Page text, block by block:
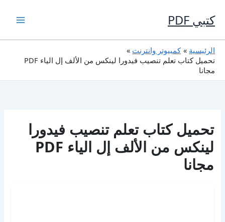
إلى
المحتوى
كتبي PDF
الرئيسية
كمبيوتر وانترنت
تحميل كتاب تعلم تنصيب فيدورا لينكس من الألف إل الياء PDF
مجانا
تحميل كتاب تعلم تنصيب فيدورا
لينكس من الألف إل الياء PDF
مجانا